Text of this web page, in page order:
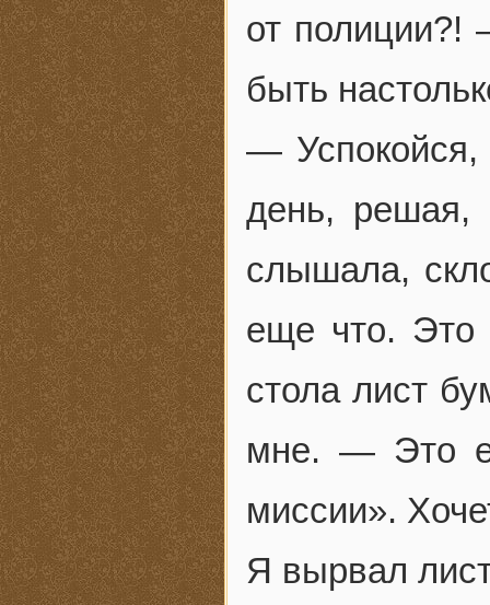
от
быть
— Успокойся,
день,
слышала,
еще что. Это
стола лист
мне. — Это
миссии».
Я вырвал